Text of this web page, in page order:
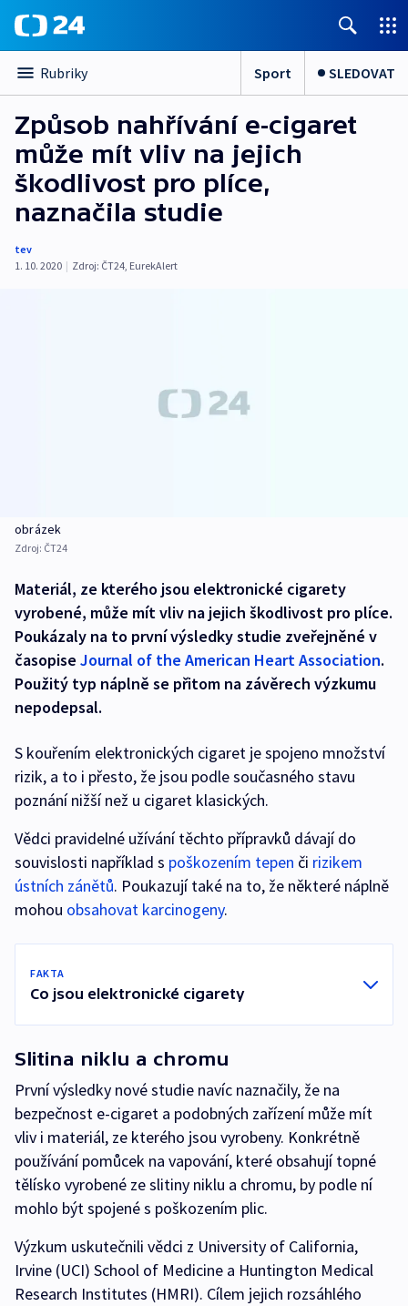
Rubriky Sport SLEDOVAT
Způsob nahřívání e-cigaret
může mít vliv na jejich
škodlivost pro plíce,
naznačila studie
tev
1. 10. 2020 | Zdroj: ČT24, EurekAlert
obrázek
Zdroj: ČT24
Materiál, ze kterého jsou elektronické cigarety
vyrobené, může mít vliv na jejich škodlivost pro plíce.
Poukázaly na to první výsledky studie zveřejněné v
časopise Journal of the American Heart Association.
Použitý typ náplně se přitom na závěrech výzkumu
nepodepsal.
S kouřením elektronických cigaret je spojeno množství
rizik, a to i přesto, že jsou podle současného stavu
poznání nižší než u cigaret klasických.
Vědci pravidelné užívání těchto přípravků dávají do
souvislosti například s poškozením tepen či rizikem
ústních zánětů. Poukazují také na to, že některé náplně
mohou obsahovat karcinogeny.
FAKTA
Co jsou elektronické cigarety
Slitina niklu a chromu
První výsledky nové studie navíc naznačily, že na
bezpečnost e-cigaret a podobných zařízení může mít
vliv i materiál, ze kterého jsou vyrobeny. Konkrétně
používání pomůcek na vapování, které obsahují topné
tělísko vyrobené ze slitiny niklu a chromu, by podle ní
mohlo být spojené s poškozením plic.
Výzkum uskutečnili vědci z University of California,
Irvine (UCI) School of Medicine a Huntington Medical
Research Institutes (HMRI). Cílem jejich rozsáhlého